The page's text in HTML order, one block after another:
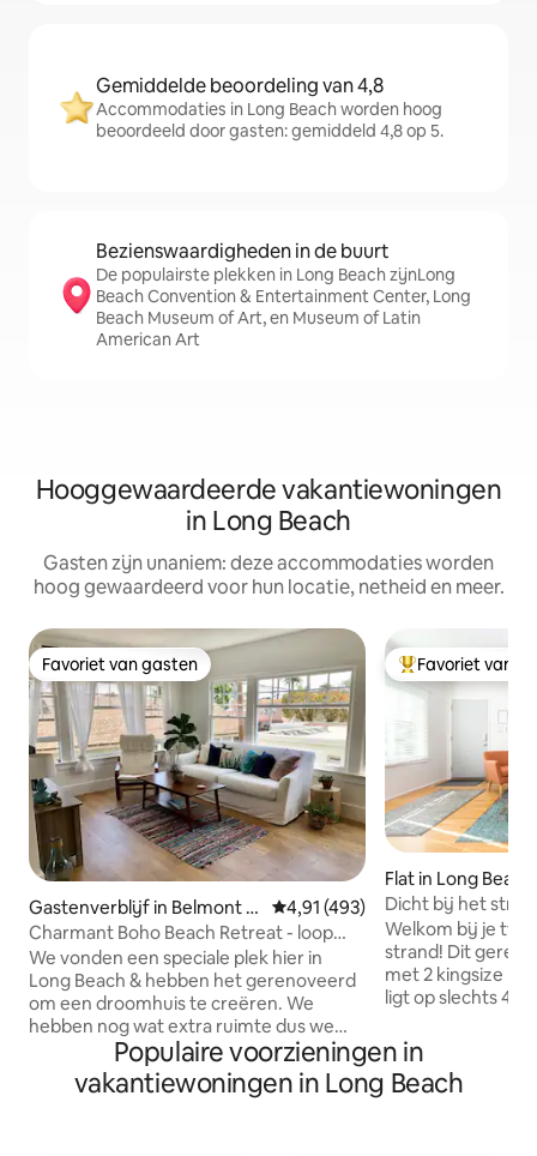
Gemiddelde beoordeling van 4,8
Accommodaties in Long Beach worden hoog
beoordeeld door gasten: gemiddeld 4,8 op 5.
Bezienswaardigheden in de buurt
De populairste plekken in Long Beach zijnLong
Beach Convention & Entertainment Center, Long
Beach Museum of Art, en Museum of Latin
American Art
Hooggewaardeerde vakantiewoningen
in Long Beach
Gasten zijn unaniem: deze accommodaties worden
hoog gewaardeerd voor hun locatie, netheid en meer.
Favoriet van gasten
Favoriet van gasten
Gastenverblijf in Belmont H
eights
Gemiddelde beoordeling van
4,91 (493)
Charmant Boho Beach Retreat - loop
naar de oceaan!
We vonden een speciale plek hier in
Long Beach & hebben het gerenoveerd
om een droomhuis te creëren. We
hebben nog wat extra ruimte dus we
willen die met je delen! Ons
gastenverblijf met één slaapkamer en
één badkamer zit vol met
Topfavoriet van
Favoriet van
Flat in Long Beach
Dicht bij het
(KINGSIZE)/2
Welkom bij je
strand! Dit
met 2 kingsize
ligt op slechts 4
ontspannen
ruim en
over draagbare
Populaire voorzieningen in
vakantiewoningen in Long Beach